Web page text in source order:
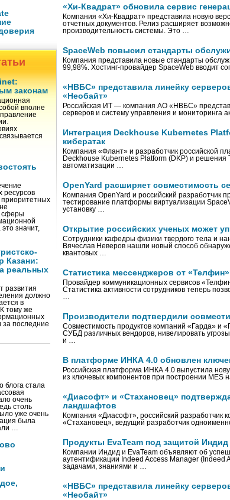
законам
вполне
ресурсов
сферы
значит,
Казани:
реальных
развития
должно
в
тому же
за последние
блога стала
очень
столь
уже очень
была
…
«Хи-Квадрат» обновила сервис
Компания «Хи-Квадрат» представила новую
отчетных документов. Релиз расширяет
производительность системы. Это …
SpaceWeb повысил стандарты
Компания представила новые стандарты
99,98%. Хостинг-провайдер SpaceWeb вводит
«НВБС» представила линейку
«Необайт»
Российская ИТ — компания АО «НВБС»
серверов и систему управления и мониторинга
Интеграция Deckhouse Kubernetes
кибератак
Компания «Флант» и разработчик российской
Deckhouse Kubernetes Platform (DKP) и решения
автоматизации …
OpenYard расширяет совместимость
Компания OpenYard и российский
тестирование платформы виртуализации
установку …
Открытие российских ученых может
Сотрудники кафедры физики твердого тела и
Вячеслав Неверов нашли новый способ
квантовых …
Статистика мессенджеров от
Провайдер коммуникационных сервисов
Статистика активности сотрудников теперь
Производители подтвердили
Совместимость продуктов компаний «Гарда» и
СУБД различных вендоров, нивелировать
и …
В платформе ИНКА 4.0 обновлен
Российская платформа ИНКА 4.0 выпустила
из ключевых компонентов при построении
«Диасофт» и «Стахановец»
ландшафтов
Компания «Диасофт», российский разработчик
«Стахановец», ведущий разработчик
Продукты EvaTeam под защитой Индид
Компании Индид и EvaTeam объявляют об
аутентификации Indeed Access Manager (Indeed
задачами, знаниями и …
«НВБС» представила линейку
«Необайт»